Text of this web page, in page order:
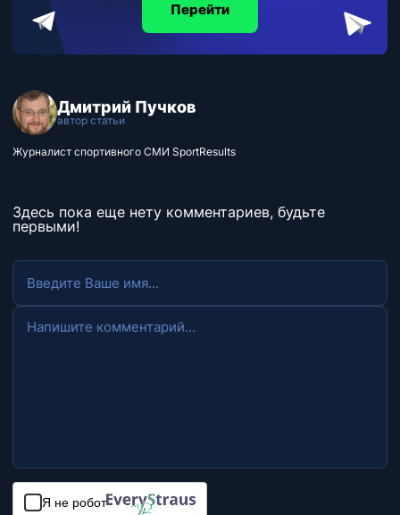
Перейти
Дмитрий Пучков
автор статьи
Журналист спортивного СМИ SportResults
Здесь пока еще нету комментариев, будьте
первыми!
Я не робот